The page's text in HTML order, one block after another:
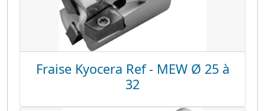
Fraise Kyocera Ref - MEW Ø 25 à
32